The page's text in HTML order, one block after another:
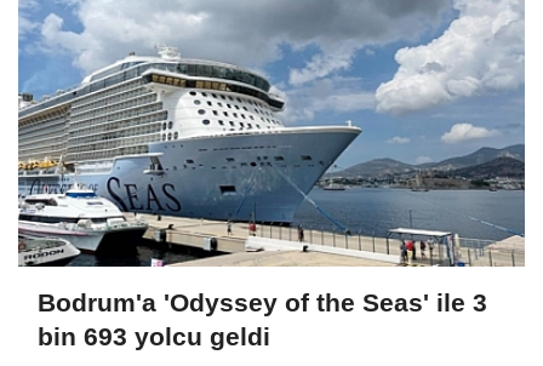
Bodrum'a 'Odyssey of the Seas' ile 3
bin 693 yolcu geldi